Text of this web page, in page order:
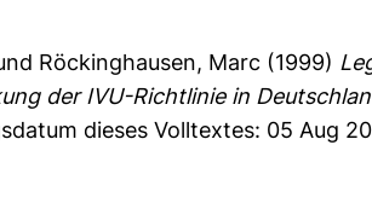
Röckinghausen, Marc (1999)
der IVU-Richtlinie in
dieses Volltextes: 05 Aug